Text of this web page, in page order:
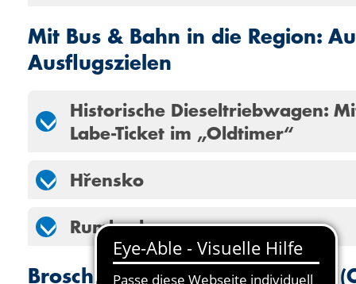
Mit Bus & Bahn in die Region:
Ausflugszielen
Historische Dieseltriebwagen:
Labe-Ticket im „Oldtimer“
Hřensko
Rumburk
Broschüre zur Region: Böhmen